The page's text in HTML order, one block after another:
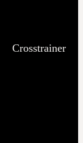
Crosstrainer